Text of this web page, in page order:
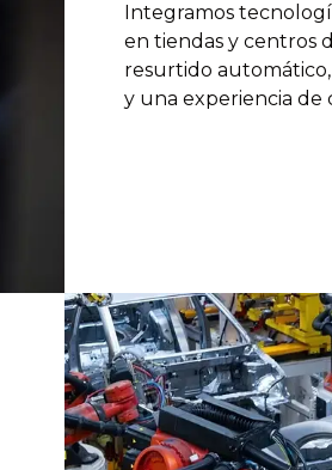
Integramos
en tiendas y centros
resurtido
y una experiencia de